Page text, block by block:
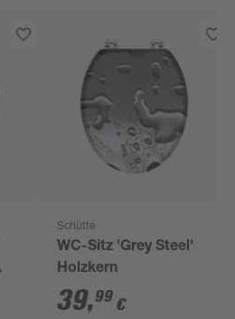
Schütte
WC-Sitz 'Grey Steel'
Holzkern
39,99 €